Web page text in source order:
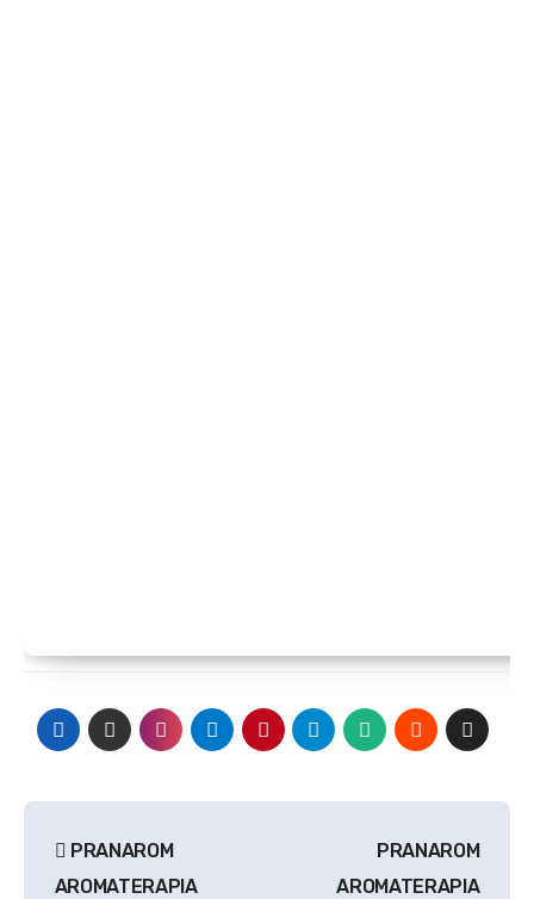
de
PRANAROM
AROMATERAPIA
PRANAROM
AROMATERAPIA